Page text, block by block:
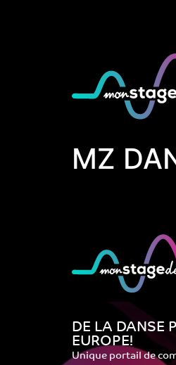
MZ
DE LA DANSE
EUROPE!
Unique portail de